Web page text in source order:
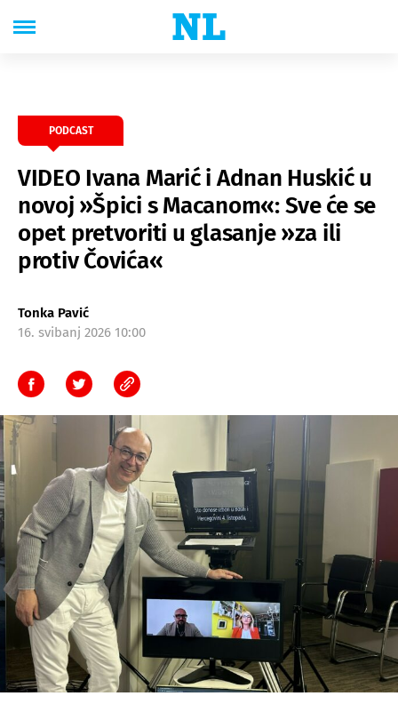
PODCAST
VIDEO Ivana Marić i Adnan Huskić u
novoj »Špici s Macanom«: Sve će se
opet pretvoriti u glasanje »za ili
protiv Čovića«
Tonka Pavić
16. svibanj 2026 10:00